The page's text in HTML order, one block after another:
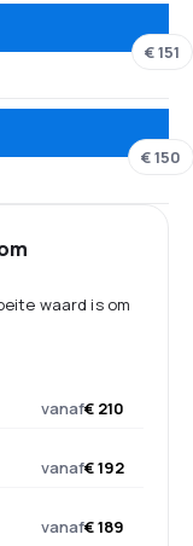
€ 151
€ 150
waard is om
vanaf€ 210
vanaf€ 192
vanaf€ 189